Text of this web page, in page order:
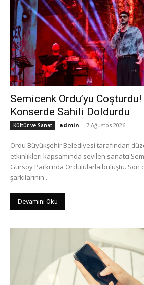
Semicenk Ordu’yu
Konserde Sahili Doldurdu
Kültür ve Sanat admin - 7 Ağustos 2026
Ordu Büyükşehir Belediyesi tarafından
etkinlikleri kapsamında sevilen sanatçı
Gürsoy Parkı'nda Ordulularla buluştu. Son
şarkılarının...
Devamını Oku